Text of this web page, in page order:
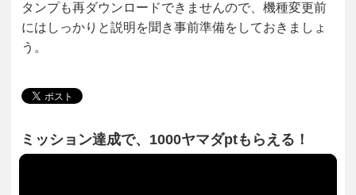
タンプも再ダウンロードできませんので、機種変更前
にはしっかりと説明を聞き事前準備をしておきましょ
う。
ミッション達成で、1000ヤマダptもらえる！